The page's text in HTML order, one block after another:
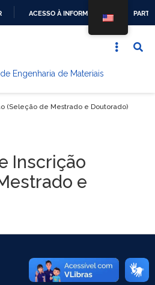
CONTEÚDO
ACESSO À INFORMAÇÃO
Engenharia de Materiais
(Seleção de Mestrado e Doutorado)
Inscrição
e